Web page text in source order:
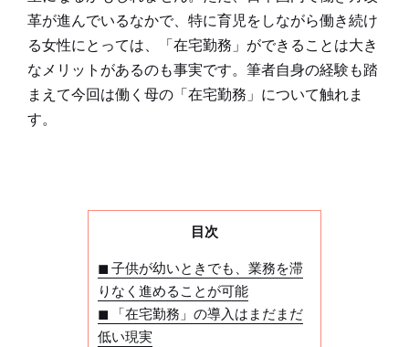
革が進んでいるなかで、特に育児をしながら働き続け
る女性にとっては、「在宅勤務」ができることは大き
なメリットがあるのも事実です。筆者自身の経験も踏
まえて今回は働く母の「在宅勤務」について触れま
す。
目次
◼︎ 子供が幼いときでも、業務を滞
りなく進めることが可能
◼︎ 「在宅勤務」の導入はまだまだ
低い現実